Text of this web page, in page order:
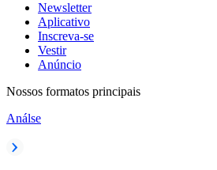
Newsletter
Aplicativo
Inscreva-se
Vestir
Anúncio
Nossos formatos principais
Análse